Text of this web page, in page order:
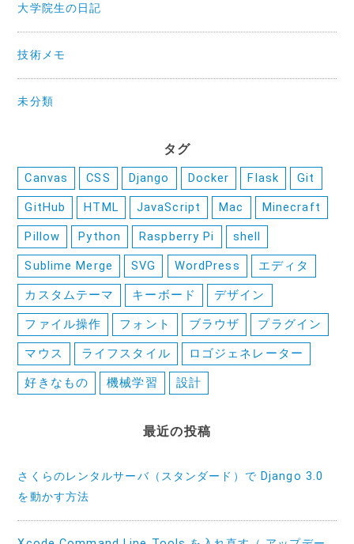
大学院生の日記
技術メモ
未分類
タグ
Canvas CSS Django Docker Flask Git
GitHub HTML JavaScript Mac Minecraft
Pillow Python Raspberry Pi shell
Sublime Merge SVG WordPress エディタ
カスタムテーマ キーボード デザイン
ファイル操作 フォント ブラウザ プラグイン
マウス ライフスタイル ロゴジェネレーター
好きなもの 機械学習 設計
最近の投稿
さくらのレンタルサーバ（スタンダード）で Django 3.0
を動かす方法